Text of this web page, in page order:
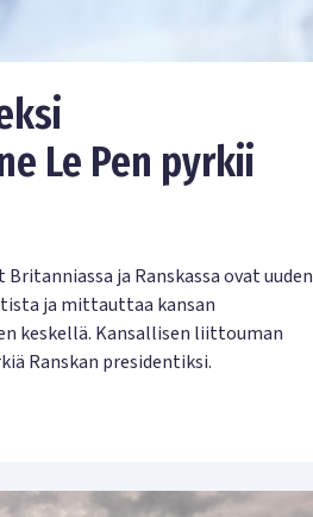
Le Pen pyrkii
ja Ranskassa ovat uuden
ja mittauttaa kansan
keskellä. Kansallisen liittouman
Ranskan presidentiksi.